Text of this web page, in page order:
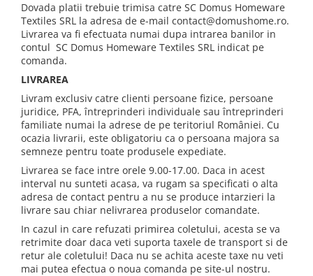
Dovada platii trebuie trimisa catre SC Domus Homeware
Textiles SRL la adresa de e-mail contact@domushome.ro.
Livrarea va fi efectuata numai dupa intrarea banilor in
contul SC Domus Homeware Textiles SRL indicat pe
comanda.
LIVRAREA
Livram exclusiv catre clienti persoane fizice, persoane
juridice, PFA, întreprinderi individuale sau întreprinderi
familiate numai la adrese de pe teritoriul României. Cu
ocazia livrarii, este obligatoriu ca o persoana majora sa
semneze pentru toate produsele expediate.
Livrarea se face intre orele 9.00-17.00. Daca in acest
interval nu sunteti acasa, va rugam sa specificati o alta
adresa de contact pentru a nu se produce intarzieri la
livrare sau chiar nelivrarea produselor comandate.
In cazul in care refuzati primirea coletului, acesta se va
retrimite doar daca veti suporta taxele de transport si de
retur ale coletului! Daca nu se achita aceste taxe nu veti
mai putea efectua o noua comanda pe site-ul nostru.